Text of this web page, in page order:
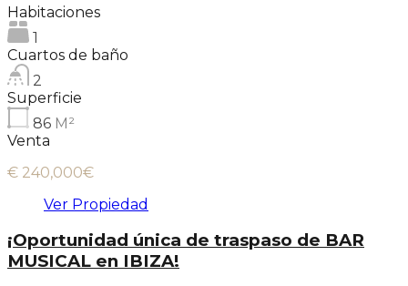
Habitaciones
1
Cuartos de baño
2
Superficie
86 M²
Venta
€ 240,000€
Ver Propiedad
¡Oportunidad única de traspaso de BAR
MUSICAL en IBIZA!